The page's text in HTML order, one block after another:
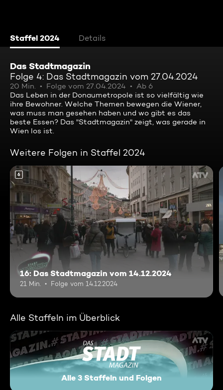
Staffel 2024 Details
Das Stadtmagazin
Folge 4: Das Stadtmagazin vom 27.04.2024
20 Min. Folge vom 27.04.2024
Ab 6
Das Leben in der Donaumetropole ist so vielfältig wie
ihre Bewohner. Welche Themen bewegen die Wiener,
was muss man gesehen haben und wo gibt es das
beste Essen? Das "Stadtmagazin" zeigt, was gerade in
Wien los ist.
Weitere Folgen in Staffel 2024
6
16: Das Stadtmagazin vom 14.12.2024
21 Min. Folge vom 14.12.2024
Alle Staffeln im Überblick
Alle 3 Staffeln und Folgen